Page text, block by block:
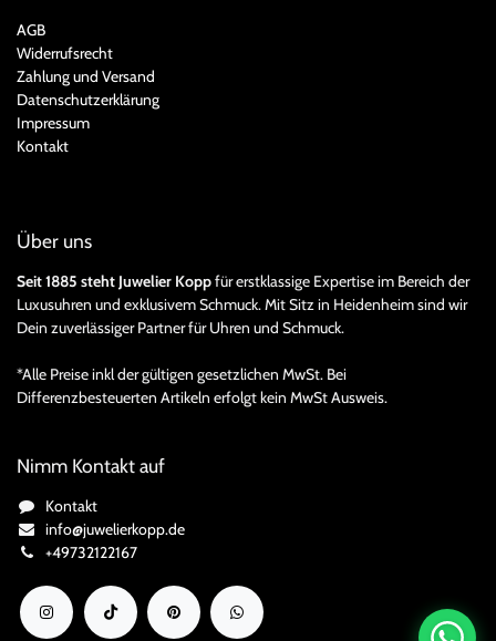
AGB
Widerrufsrecht
Zahlung und Versand
Datenschutzerklärung
Impressum
Kontakt
Über uns
Seit 1885 steht Juwelier Koppfür erstklassige Expertise im Bereich der
Luxusuhren und exklusivem Schmuck. Mit Sitz in Heidenheim sind wir
Dein zuverlässiger Partner für Uhren und Schmuck.
*Alle Preise inkl der gültigen gesetzlichen MwSt. Bei
Differenzbesteuerten Artikeln erfolgt kein MwSt Ausweis.
Nimm Kontakt auf
Kontakt
info@juwelierkopp.de
+49732122167